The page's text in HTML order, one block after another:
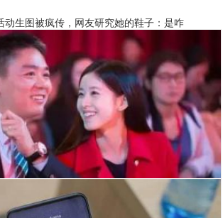
动生图被疯传，网友研究她的鞋子：是咋